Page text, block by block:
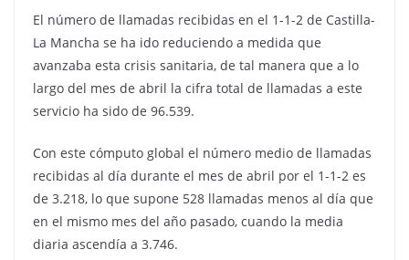
El número de llamadas recibidas en el 1-1-2 de Castilla-
La Mancha se ha ido reduciendo a medida que
avanzaba esta crisis sanitaria, de tal manera que a lo
largo del mes de abril la cifra total de llamadas a este
servicio ha sido de 96.539.
Con este cómputo global el número medio de llamadas
recibidas al día durante el mes de abril por el 1-1-2 es
de 3.218, lo que supone 528 llamadas menos al día que
en el mismo mes del año pasado, cuando la media
diaria ascendía a 3.746.